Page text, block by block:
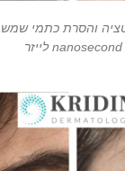
והסרת כתמי
nanosecond לייזר